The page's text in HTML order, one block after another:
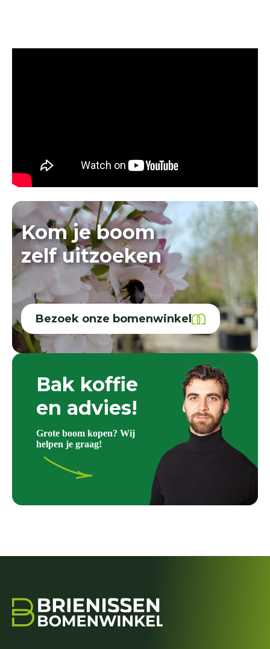
Kom je boom
zelf uitzoeken
Bezoek onze bomenwinkel
Bak koffie
en advies!
Grote boom kopen? Wij
helpen je graag!